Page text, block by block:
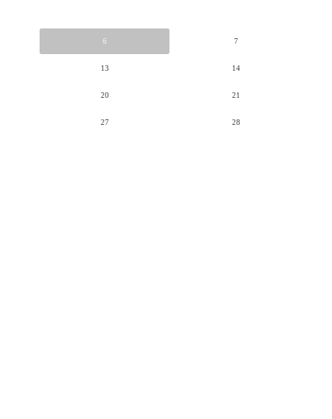
6 7
13 14
20 21
27 28